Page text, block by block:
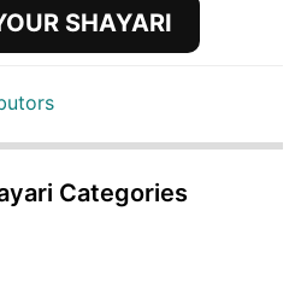
SHAYARI
Categories